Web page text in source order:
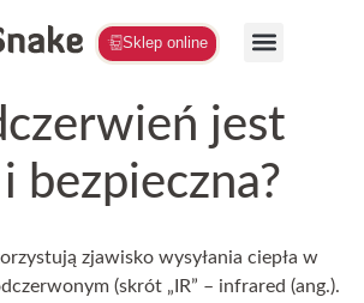
Sklep online
jest
bezpieczna?
zjawisko wysyłania ciepła w
(skrót „IR” – infrared (ang.).